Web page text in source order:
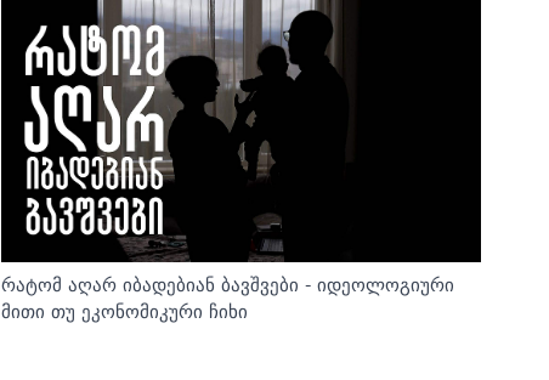
რატომ აღარ იბადებიან ბავშვები - იდეოლოგიური
მითი თუ ეკონომიკური ჩიხი